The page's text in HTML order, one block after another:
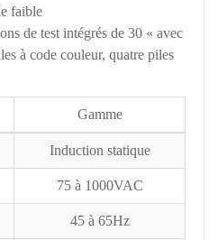
faible
de test intégrés de 30 « avec
à code couleur, quatre piles
Gamme
Induction statique
75 à 1000VAC
45 à 65Hz